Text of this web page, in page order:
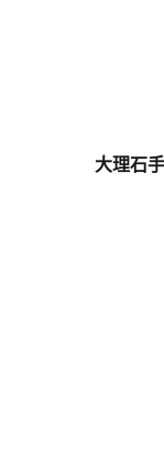
大理石